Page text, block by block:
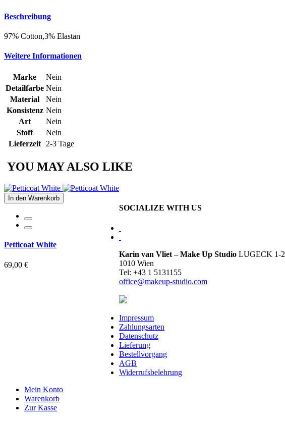
Beschreibung
97% Cotton,3% Elastan
Weitere Informationen
Marke
Nein
Detailfarbe Nein
Material
Nein
Konsistenz Nein
Art
Nein
Stoff
Nein
Lieferzeit
2-3 Tage
YOU MAY ALSO LIKE
In den Warenkorb
Petticoat White
69,00 €
SOCIALIZE WITH US
Karin van Vliet – Make Up Studio LUGECK 1-2
1010 Wien
Tel: +43 1 5131155
office@makeup-studio.com
Impressum
Zahlungsarten
Datenschutz
Lieferung
Bestellvorgang
AGB
Widerrufsbelehrung
Mein Konto
Warenkorb
Zur Kasse